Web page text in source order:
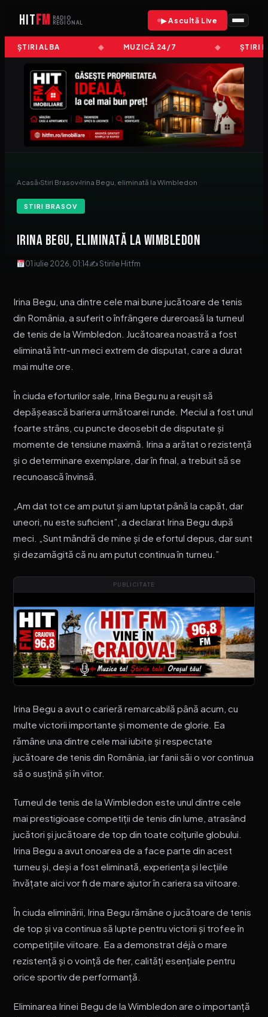
HITFM
RADIO
REGIONAL
▶ Ascultă Live
ȘTIRI ALBA MUZICĂ 24/7 ȘTIRI
Acasă›Stiri Brasov›Irina Begu, eliminată la Wimbledon
STIRI BRASOV
Irina Begu, eliminată la Wimbledon
01 iulie 2026, 01:14✍ Stirile Hitfm
Irina Begu, una dintre cele mai bune jucătoare de tenis
din România, a suferit o înfrângere dureroasă la turneul
de tenis de la Wimbledon. Jucătoarea noastră a fost
eliminată într-un meci extrem de disputat, care a durat
mai multe ore.
În ciuda eforturilor sale, Irina Begu nu a reușit să
depășească bariera următoarei runde. Meciul a fost unul
foarte strâns, cu puncte deosebit de disputate și
momente de tensiune maximă. Irina a arătat o rezistență
și o determinare exemplare, dar în final, a trebuit să se
recunoască învinsă.
„Am dat tot ce am putut și am luptat până la capăt, dar
uneori, nu este suficient”, a declarat Irina Begu după
meci. „Sunt mândră de mine și de efortul depus, dar sunt
și dezamăgită că nu am putut continua în turneu.”
PUBLICITATE
Irina Begu a avut o carieră remarcabilă până acum, cu
multe victorii importante și momente de glorie. Ea
rămâne una dintre cele mai iubite și respectate
jucătoare de tenis din România, iar fanii săi o vor continua
să o susțină și în viitor.
Turneul de tenis de la Wimbledon este unul dintre cele
mai prestigioase competiții de tenis din lume, atrasând
jucători și jucătoare de top din toate colțurile globului.
Irina Begu a avut onoarea de a face parte din acest
turneu și, deși a fost eliminată, experiența și lecțiile
învățate aici vor fi de mare ajutor în cariera sa viitoare.
În ciuda eliminării, Irina Begu rămâne o jucătoare de tenis
de top și va continua să lupte pentru victorii și trofee în
competițiile viitoare. Ea a demonstrat déjà o mare
rezistență și o voință de fier, calități esențiale pentru
orice sportiv de performanță.
Eliminarea Irinei Begu de la Wimbledon are o importanță